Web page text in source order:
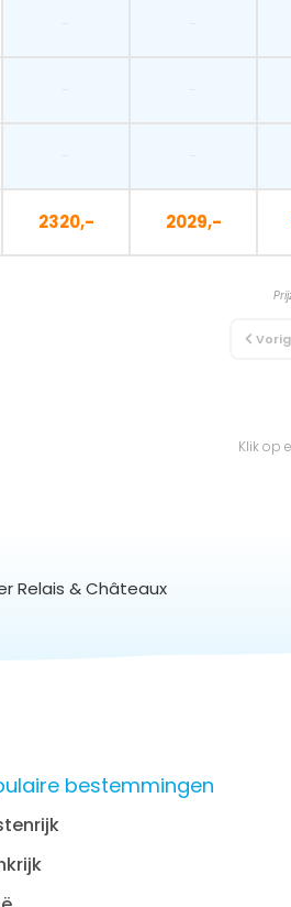
2320,- 2029,-
Klik op
Relais & Châteaux
bestemmingen